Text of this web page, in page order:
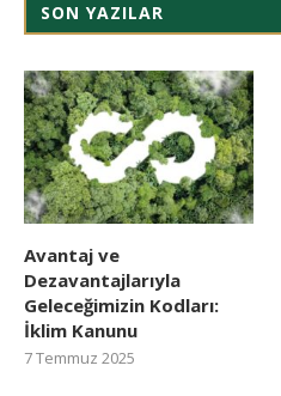
SON YAZILAR
Avantaj ve
Dezavantajlarıyla
Geleceğimizin Kodları:
İklim Kanunu
7 Temmuz 2025